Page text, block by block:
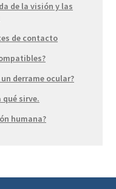
de la visión y las
de contacto
derrame ocular?
sirve.
humana?